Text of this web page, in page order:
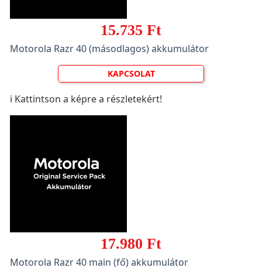
15.735 Ft
Motorola Razr 40 (másodlagos) akkumulátor
KAPCSOLAT
ℹ️ Kattintson a képre a részletekért!
17.980 Ft
Motorola Razr 40 main (fő) akkumulátor